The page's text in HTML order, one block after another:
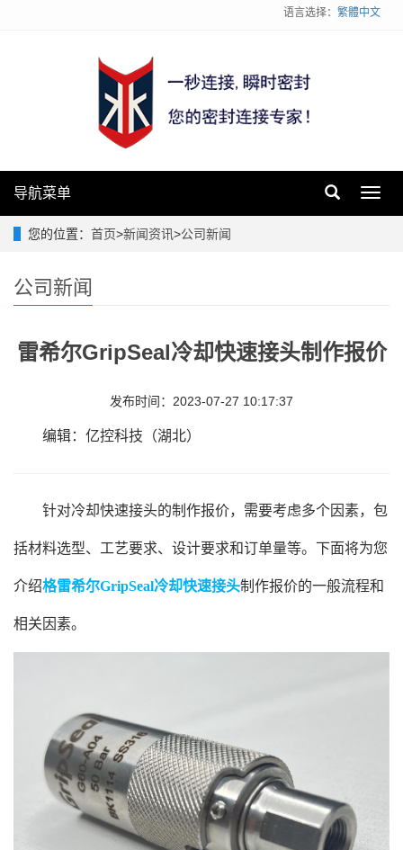
语言选择： 繁體中文
导航菜单
您的位置： 首页>新闻资讯>公司新闻
公司新闻
雷希尔GripSeal冷却快速接头制作报价
发布时间：2023-07-27 10:17:37
编辑：亿控科技（湖北）
针对冷却快速接头的制作报价，需要考虑多个因素，包
括材料选型、工艺要求、设计要求和订单量等。下面将为您
介绍格雷希尔GripSeal冷却快速接头制作报价的一般流程和
相关因素。